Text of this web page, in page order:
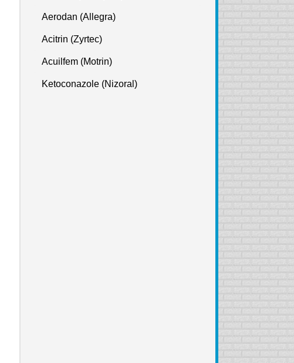
Aerodan (Allegra)
Acitrin (Zyrtec)
Acuilfem (Motrin)
Ketoconazole (Nizoral)